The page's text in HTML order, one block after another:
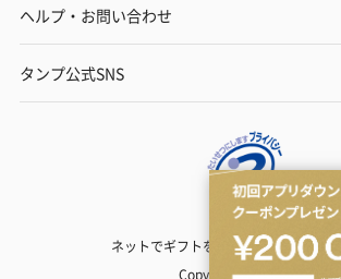
ヘルプ・お問い合わせ
タンプ公式SNS
ネットでギフトを贈るなら | TANP（タ
Copyright© TANP Inc.